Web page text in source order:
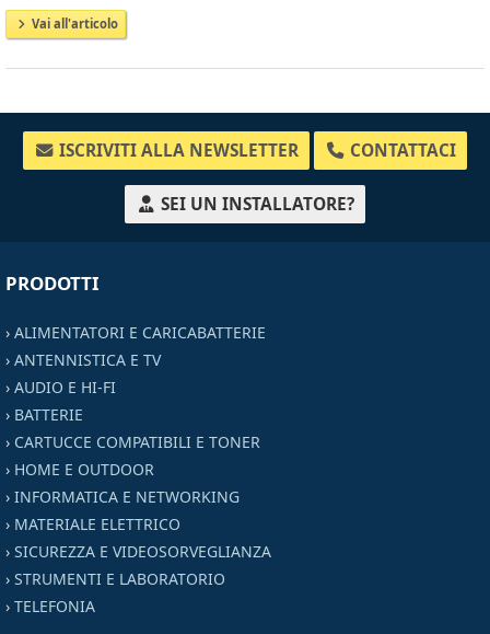
Vai all'articolo
ISCRIVITI ALLA NEWSLETTER CONTATTACI
SEI UN INSTALLATORE?
PRODOTTI
› ALIMENTATORI E CARICABATTERIE
› ANTENNISTICA E TV
› AUDIO E HI-FI
› BATTERIE
› CARTUCCE COMPATIBILI E TONER
› HOME E OUTDOOR
› INFORMATICA E NETWORKING
› MATERIALE ELETTRICO
› SICUREZZA E VIDEOSORVEGLIANZA
› STRUMENTI E LABORATORIO
› TELEFONIA